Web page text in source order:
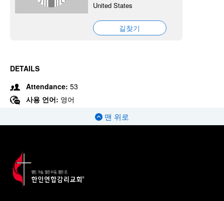
United States
길찾기
DETAILS
Attendance: 53
사용 언어: 영어
맨 위로